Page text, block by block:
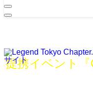
提携イベント『